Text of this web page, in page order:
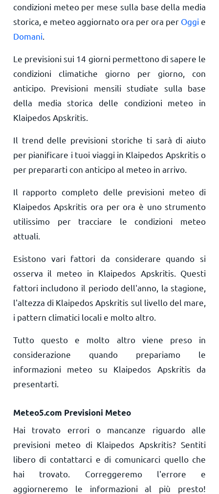
condizioni meteo per mese sulla base della media
storica, e meteo aggiornato ora per ora per Oggi e
Domani
Le previsioni sui 14 giorni permettono di sapere le
condizioni climatiche giorno per giorno, con
anticipo. Previsioni mensili studiate sulla base
della media storica delle condizioni meteo in
Klaipedos Apskritis.
Il trend delle previsioni storiche ti sarà di aiuto
per pianificare i tuoi viaggi in Klaipedos Apskritis o
per prepararti con anticipo al meteo in arrivo.
Il rapporto completo delle previsioni meteo di
Klaipedos Apskritis ora per ora è uno strumento
utilissimo per tracciare le condizioni meteo
attuali.
Esistono vari fattori da considerare quando si
osserva il meteo in Klaipedos Apskritis. Questi
fattori includono il periodo dell'anno, la stagione,
l'altezza di Klaipedos Apskritis sul livello del mare,
i pattern climatici locali e molto altro.
Tutto questo e molto altro viene preso in
considerazione quando prepariamo le
informazioni meteo su Klaipedos Apskritis da
presentarti.
Meteo5.com Previsioni Meteo
Hai trovato errori o mancanze riguardo alle
previsioni meteo di Klaipedos Apskritis? Sentiti
libero di contattarci e di comunicarci quello che
hai trovato. Correggeremo l'errore e
aggiorneremo le informazioni al più presto!